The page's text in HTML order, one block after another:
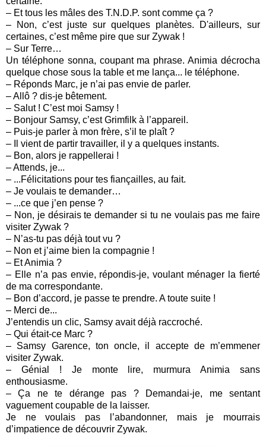
– Et tous les mâles des T.N.D.P. sont comme ça ?
– Non, c’est juste sur quelques planètes. D'ailleurs, sur
certaines, c’est même pire que sur Zywak !
– Sur Terre…
Un téléphone sonna, coupant ma phrase. Animia décrocha
quelque chose sous la table et me lança... le téléphone.
– Réponds Marc, je n’ai pas envie de parler.
– Allô ? dis-je bêtement.
– Salut ! C’est moi Samsy !
– Bonjour Samsy, c’est Grimfilk à l’appareil.
– Puis-je parler à mon frère, s’il te plaît ?
– Il vient de partir travailler, il y a quelques instants.
– Bon, alors je rappellerai !
– Attends, je...
– ...Félicitations pour tes fiançailles, au fait.
– Je voulais te demander…
– ...ce que j’en pense ?
– Non, je désirais te demander si tu ne voulais pas me faire
visiter Zywak ?
– N’as-tu pas déjà tout vu ?
– Non et j’aime bien la compagnie !
– Et Animia ?
– Elle n’a pas envie, répondis-je, voulant ménager la fierté
de ma correspondante.
– Bon d’accord, je passe te prendre. A toute suite !
– Merci de...
J’entendis un clic, Samsy avait déjà raccroché.
– Qui était-ce Marc ?
– Samsy Garence, ton oncle, il accepte de m’emmener
visiter Zywak.
– Génial ! Je monte lire, murmura Animia sans
enthousiasme.
– Ça ne te dérange pas ? Demandai-je, me sentant
vaguement coupable de la laisser.
Je ne voulais pas l’abandonner, mais je mourrais
d’impatience de découvrir Zywak.